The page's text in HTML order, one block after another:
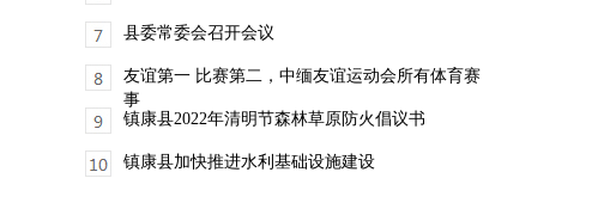
县委常委会召开会议
友谊第一 比赛第二，中缅友谊运动会所有体育赛
事
镇康县2022年清明节森林草原防火倡议书
镇康县加快推进水利基础设施建设